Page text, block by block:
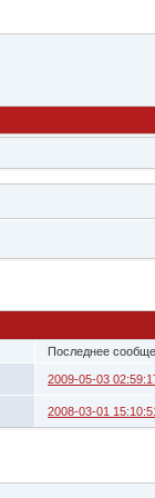
Последнее
2009-05-03
2008-03-01